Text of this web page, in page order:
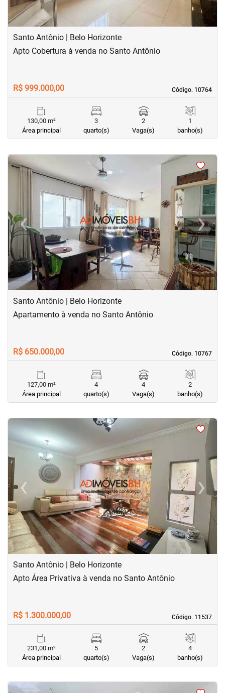
Santo Antônio | Belo Horizonte
Código. 10764
Código. 10764
Apto Cobertura à venda no Santo Antônio
R$ 999.000,00
130,00 m²
Área principal
3
quarto(s)
2
Vaga(s)
1
banho(s)
<<<
‹Previous ›Next
Santo Antônio | Belo Horizonte
Código. 10767
Código. 10767
Apartamento à venda no Santo Antônio
R$ 650.000,00
127,00 m²
Área principal
4
quarto(s)
4
Vaga(s)
2
banho(s)
<<<
‹Previous ›Next
Santo Antônio | Belo Horizonte
Código. 11537
Código. 11537
Apto Área Privativa à venda no Santo Antônio
R$ 1.300.000,00
231,00 m²
Área principal
5
quarto(s)
2
Vaga(s)
4
banho(s)
<<<